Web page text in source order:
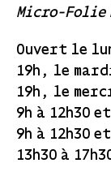
Micro-Folie
Ouvert le
19h, le
19h, le
9h à 12h30
9h à 12h30
13h30 à